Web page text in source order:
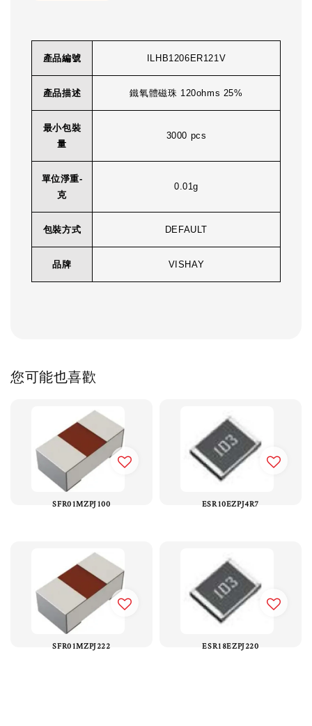
產品編號 ILHB1206ER121V
產品描述 鐵氧體磁珠 120ohms 25%
最小包裝
量
3000 pcs
單位淨重-
克
0.01g
包裝方式 DEFAULT
品牌 VISHAY
您可能也喜歡
SFR01MZPJ100 ESR10EZPJ4R7
SFR01MZPJ222 ESR18EZPJ220